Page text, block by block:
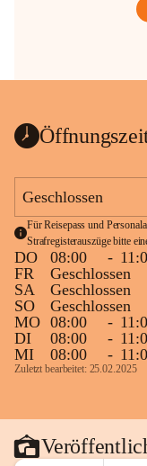
Geschlossen
Für Reisepass und
Strafregisterauszüge bitte
DO 08:00 -
FR
Geschlossen
SA
Geschlossen
SO
Geschlossen
MO 08:00 -
DI
08:00 -
MI
08:00 -
Zuletzt bearbeitet: 25.02.2025